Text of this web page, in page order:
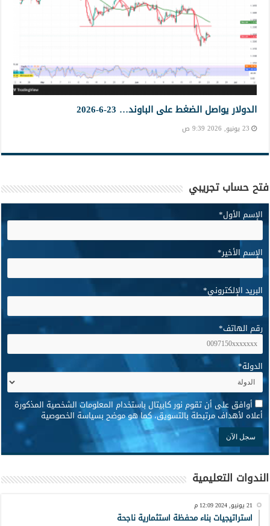
الدولار يواصل الضغط على الباوند… 23-6-2026
23 يونيو, 2026 9:39 ص
فتح حساب تجريبي
الإسم الأول*
الإسم الأخير*
البريد الإلكتروني*
رقم الهاتف*
الدولة*
* أوافق على أن تقوم نور كابيتال باستخدام المعلومات الشخصية المذكورة
أعلاه لأهداف مرتبطة بالتسويق، كما هو موضح بسياسة الخصوصية
الندوات التعليمية
21 يونيو, 2024 12:09 م
استراتيجيات بناء محفظة استثمارية ناجحة